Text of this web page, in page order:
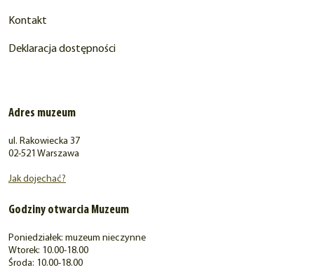
Kontakt
Deklaracja dostępności
Adres muzeum
ul. Rakowiecka 37
02-521 Warszawa
Jak dojechać?
Godziny otwarcia Muzeum
Poniedziałek: muzeum nieczynne
Wtorek: 10.00-18.00
Środa: 10.00-18.00